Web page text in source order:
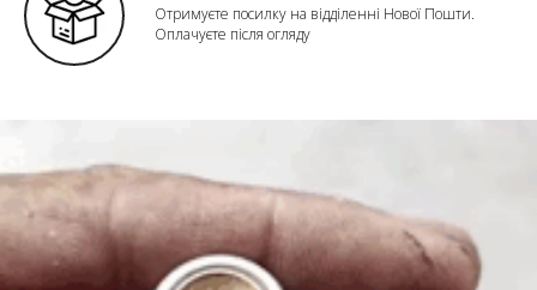
Отримуєте посилку на відділенні Нової Пошти.
Оплачуєте після огляду